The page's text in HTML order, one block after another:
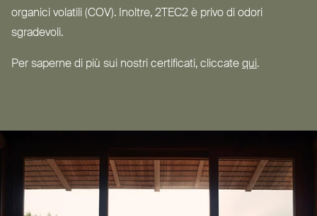
organici volatili (COV). Inoltre, 2TEC2 è privo di odori
sgradevoli.
Per saperne di più sui nostri cer­tificati, cliccate qui.